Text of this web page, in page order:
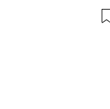
不如我們不要針對劇
，基本的東西我都會